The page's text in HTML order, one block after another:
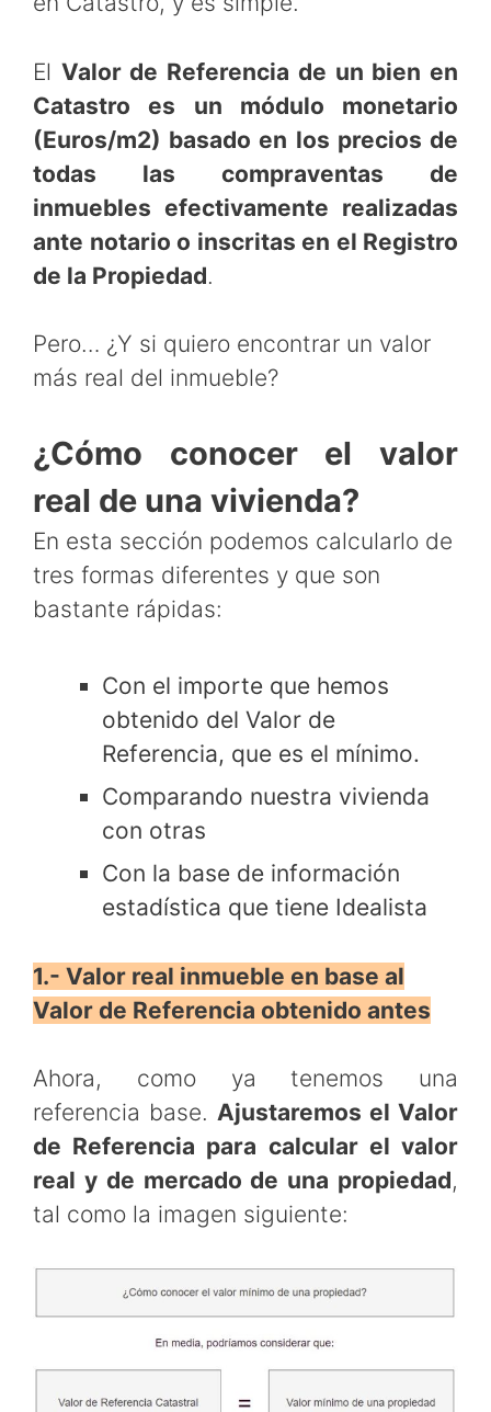
El Valor de Referencia de un bien en
Catastro es un módulo monetario
(Euros/m2) basado en los precios de
todas las compraventas de
inmuebles efectivamente realizadas
ante notario o inscritas en el Registro
de la Propiedad.
Pero… ¿Y si quiero encontrar un valor
más real del inmueble?
¿Cómo conocer el valor
real de una vivienda?
En esta sección podemos calcularlo de
tres formas diferentes y que son
bastante rápidas:
Con el importe que hemos
obtenido del Valor de
Referencia, que es el mínimo.
Comparando nuestra vivienda
con otras
Con la base de información
estadística que tiene Idealista
1.- Valor real inmueble en base al
Valor de Referencia obtenido antes
Ahora, como ya tenemos una
referencia base. Ajustaremos el Valor
de Referencia para calcular el valor
real y de mercado de una propiedad,
tal como la imagen siguiente: